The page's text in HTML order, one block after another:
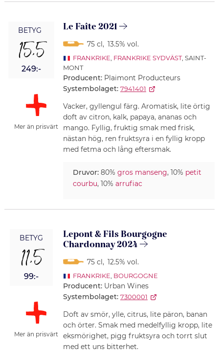
BETYG
15,5
249:-
Mer än prisvärt
Le Faîte 2021
75 cl, 13.5% vol.
FRANKRIKE, FRANKRIKE SYDVÄST, SAINT-
MONT
Producent: Plaimont Producteurs
Systembolaget: 7941401
Vacker, gyllengul färg. Aromatisk, lite örtig
doft av citron, kalk, papaya, ananas och
mango. Fyllig, fruktig smak med frisk,
nästan hög, ren fruktsyra i en fyllig kropp
med fetma och lång eftersmak.
Druvor:80% gros manseng, 10% petit
courbu, 10% arrufiac
BETYG
11,5
99:-
Mer än prisvärt
Lepont & Fils Bourgogne
Chardonnay 2024
75 cl, 12.5% vol.
FRANKRIKE, BOURGOGNE
Producent: Urban Wines
Systembolaget: 7300001
Doft av smör, ylle, citrus, lite päron, banan
och örter. Smak med medelfyllig kropp, lite
eksmörighet, pigg fruktsyra och torrt slut
med ett uns bitterhet.